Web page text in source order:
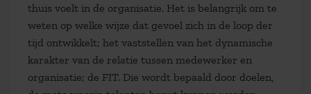
thuis voelt in de organisatie. Het is belangrijk om te
weten op welke wijze dat gevoel zich in de loop der
tijd ontwikkelt; het vaststellen van het dynamische
karakter van de relatie tussen medewerker en
organisatie; de FIT. Die wordt bepaald door doelen,